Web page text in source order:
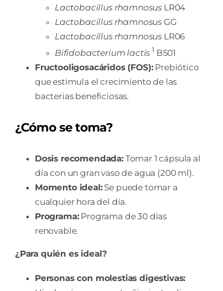
Lactobacillus rhamnosus LR04
Lactobacillus rhamnosus GG
Lactobacillus rhamnosus LR06
Bifidobacterium lactis 1 BS01
Fructooligosacáridos (FOS):Prebiótico
que estimula el crecimiento de las
bacterias beneficiosas.
¿Cómo se toma?
Dosis recomendada:Tomar 1 cápsula al
día con un gran vaso de agua (200 ml).
Momento ideal:Se puede tomar a
cualquier hora del día.
Programa:Programa de 30 días
renovable.
¿Para quién es ideal?
Personas con molestias digestivas: